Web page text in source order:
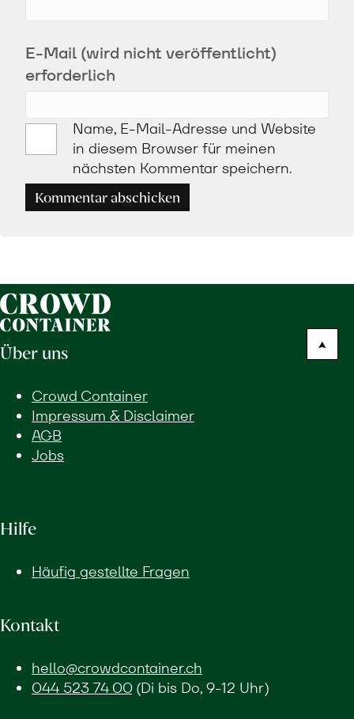
E-Mail (wird nicht veröffentlicht)
erforderlich
Name, E-Mail-Adresse und Website
in diesem Browser für meinen
nächsten Kommentar speichern.
Kommentar abschicken
Über uns
Crowd Container
Impressum & Disclaimer
AGB
Jobs
Hilfe
Häufig gestellte Fragen
Kontakt
hello@crowdcontainer.ch
044 523 74 00(Di bis Do, 9-12 Uhr)